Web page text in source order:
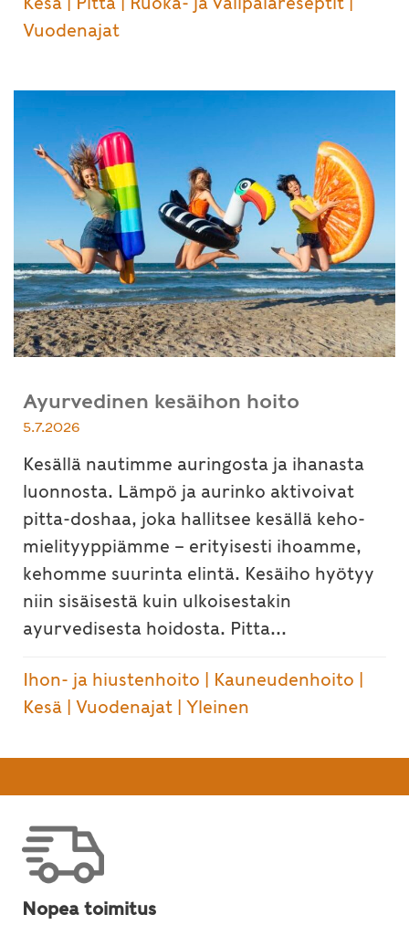
Vuodenajat
Ayurvedinen kesäihon hoito
5.7.2026
Kesällä nautimme auringosta ja ihanasta
luonnosta. Lämpö ja aurinko aktivoivat
pitta-doshaa, joka hallitsee kesällä keho-
mielityyppiämme – erityisesti ihoamme,
kehomme suurinta elintä. Kesäiho hyötyy
niin sisäisestä kuin ulkoisestakin
ayurvedisesta hoidosta. Pitta...
Ihon- ja hiustenhoito Kauneudenhoito
Kesä
Vuodenajat Yleinen
Nopea toimitus